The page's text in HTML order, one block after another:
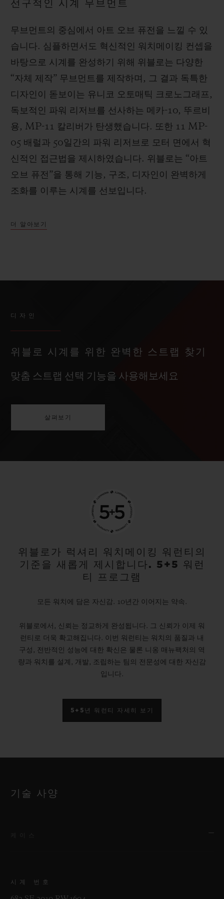
선구적인 시계 무브먼트
무브먼트의 중심에서 아트 오브 퓨전을 느낄 수 있
습니다. 심플하면서도 혁신적인 워치메이킹 컨셉을
바탕으로 시계를 완성하기 위해 위블로는 다양한
“자체 제작” 무브먼트를 제작하며, 그 결과 독특한
디자인이 돋보이는 유니코 오토매틱 크로노그래프,
독보적인 파워 리저브를 선사하는 메카-10, 뚜르비
용, MP-11 칼리버가 탄생했습니다. 또한 11 MP-
05 배럴과 50일간의 파워 리저브로 모터 면에서 혁
신적인 접근법을 제시하였습니다. 위블로는 “아트
오브 퓨전”을 통해 기능, 구조, 디자인이 완벽하게
조화를 이루는 시계를 선보입니다.
더 알아보기
디자인
위블로 시계를 위한 완벽한 스트랩 찾기
맞춤 스트랩 선택 기능을 사용해보세요
살펴보기
위블로가 럭셔리 워치메이킹 워런티의
기준을 새롭게 제시합니다. 5+5 워런
티 프로그램
모든 워치에 담은 자신감. 10년간 이어지는 약속.
위블로에서, 신뢰는 정교하게 완성됩니다. 그 신뢰가 이제 워
런티로 더욱 확고해집니다. 이번 워런티는 워치의 품질과 내
구성, 전반적인 성능에 대한 확신은 물론 니옹 매뉴팩처의 역
량과 워치를 설계, 개발, 조립하는 팀의 전문성에 대한 자신감
입니다.
5+5년 워런티 자세히 보기
기술 사양
시계 번호